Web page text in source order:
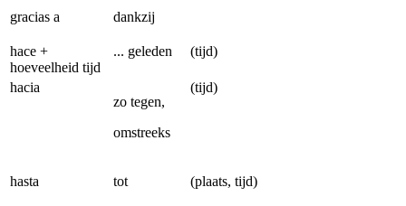
gracias a dankzij
hace +
hoeveelheid tijd
... geleden (tijd)
hacia
zo tegen,
omstreeks
(tijd)
hasta tot (plaats, tijd)